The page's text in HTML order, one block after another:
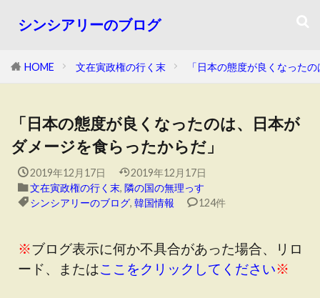
シンシアリーのブログ
HOME 文在寅政権の行く末 「日本の態度が良くなった
「日本の態度が良くなったのは、日本が
ダメージを食らったからだ」
2019年12月17日
2019年12月17日
文在寅政権の行く末, 隣の国の無理っす
シンシアリーのブログ, 韓国情報 124件
※ブログ表示に何か不具合があった場合、リロ
ード、またはここをクリックしてください※